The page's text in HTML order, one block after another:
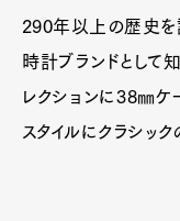
290年以上の歴史を
時計ブランドとして
レクションに38㎜ケ
スタイルにクラシッ